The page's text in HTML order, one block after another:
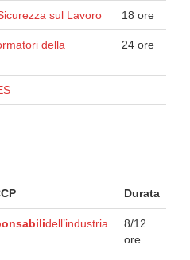
sul Lavoro 18 ore
della
24 ore
Durata
dell’industria
8/12
ore